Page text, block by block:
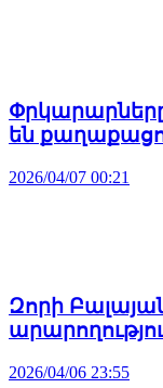
են
2026/04/07 00:21
Զորի
2026/04/06 23:55